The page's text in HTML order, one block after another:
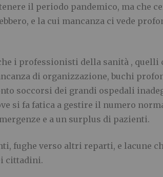
il periodo pandemico, ma che
e la cui mancanza ci vede
i professionisti della sanità , quelli
di organizzazione, buchi
soccorsi dei grandi ospedali
si fa fatica a gestire il numero
e a un surplus di pazienti.
fughe verso altri reparti, e lacune
cittadini.